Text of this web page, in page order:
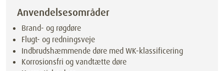
Anvendelsesområder
Brand- og røgdøre
Flugt- og redningsveje
Indbrudshæmmende døre med WK-klassificering
Korrosionsfri og vandtætte døre